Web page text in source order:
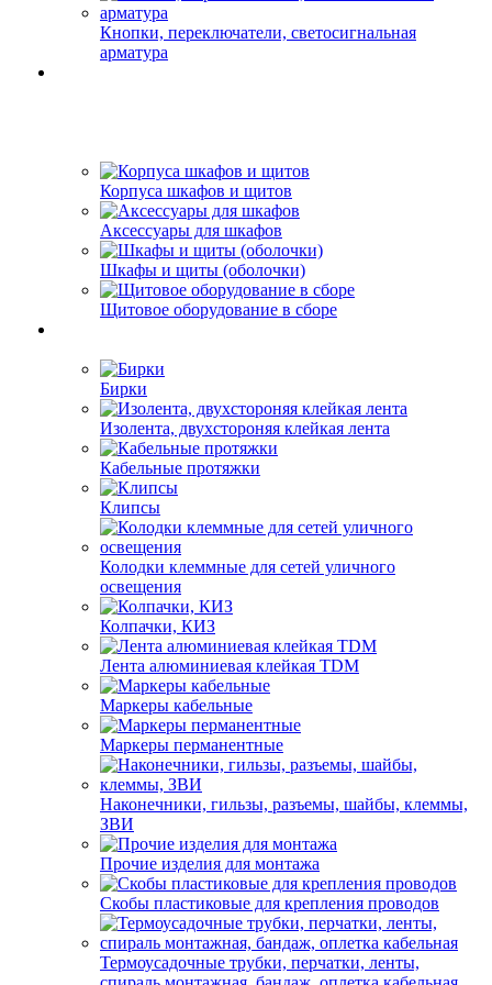
Кнопки, переключатели, светосигнальная
арматура
Корпуса шкафов и щитов
Аксессуары для шкафов
Шкафы и щиты (оболочки)
Щитовое оборудование в сборе
Бирки
Изолента, двухстороняя клейкая лента
Кабельные протяжки
Клипсы
Колодки клеммные для сетей уличного
освещения
Колпачки, КИЗ
Лента алюминиевая клейкая TDM
Маркеры кабельные
Маркеры перманентные
Наконечники, гильзы, разъемы, шайбы, клеммы,
ЗВИ
Прочие изделия для монтажа
Скобы пластиковые для крепления проводов
Термоусадочные трубки, перчатки, ленты,